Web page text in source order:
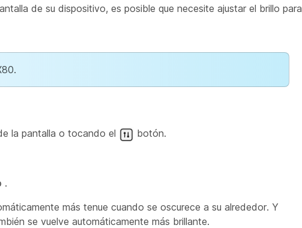
de su dispositivo, es posible que necesite ajustar el brillo para
la pantalla o tocando el botón.
.
más tenue cuando se oscurece a su alrededor. Y
se vuelve automáticamente más brillante.